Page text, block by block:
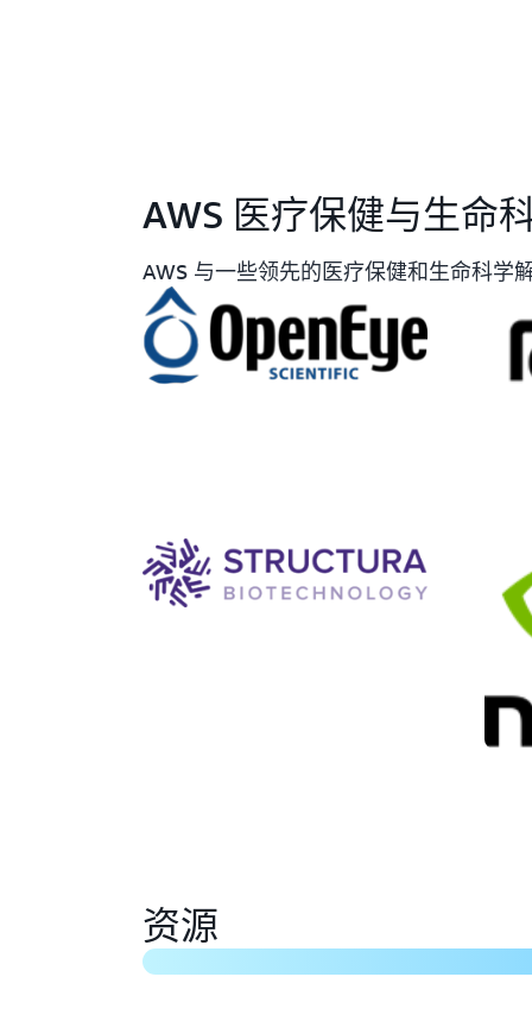
AWS 医疗保健与生命
AWS 与一些领先的医疗保健和生命科学
资源
如何使用 AWS ParallelCluster 和
CryoEM 分析